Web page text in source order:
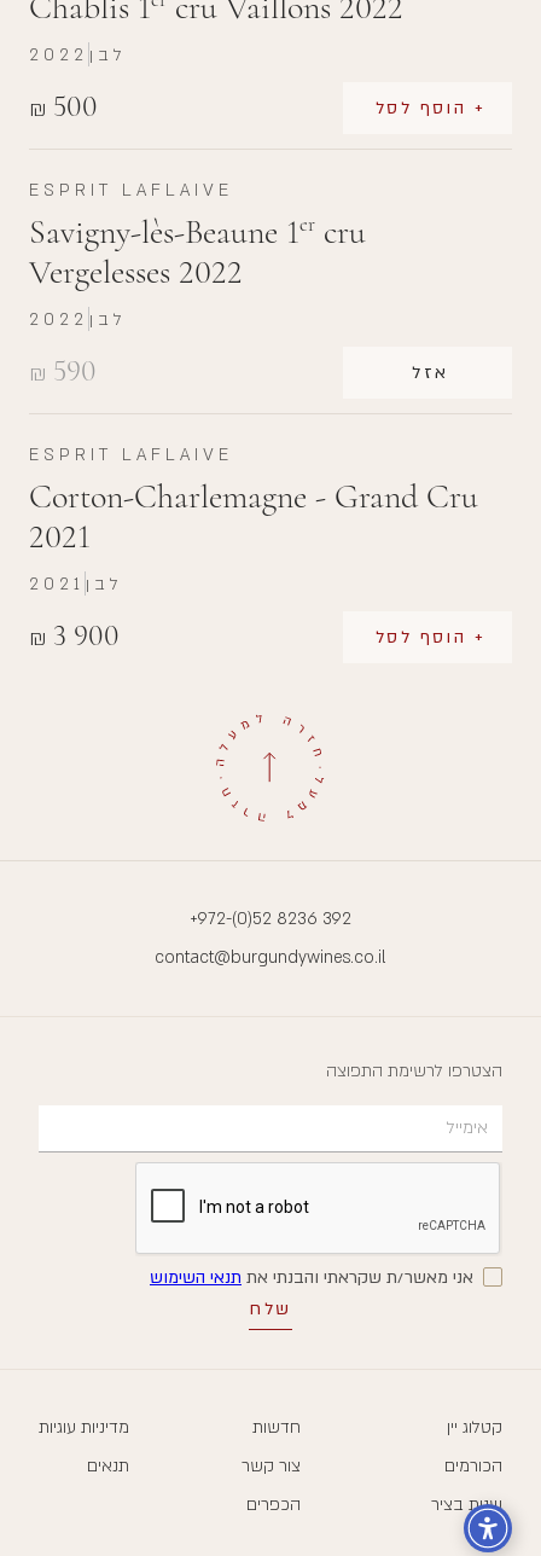
₪ 500 + הוסף לסל
2022 לבן
ESPRIT LAFLAIVE
Savigny-lès-Beaune 1er cru
Vergelesses 2022
₪ 590 אזל
2022 לבן
ESPRIT LAFLAIVE
Corton-Charlemagne - Grand Cru
2021
₪ 3 900 + הוסף לסל
2021 לבן
+972-(0)52 8236 392
contact@burgundywines.co.il
הצטרפו לרשימת התפוצה
אני מאשר/ת שקראתי והבנתי את תנאי השימוש
קטלוג יין
הכורמים
שנות בציר
חדשות
צור קשר
הכפרים
מדיניות עוגיות
תנאים